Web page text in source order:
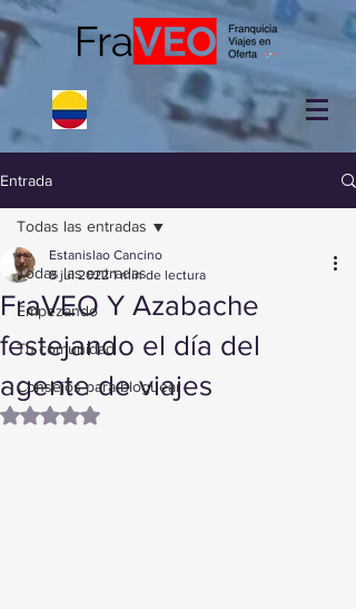
Entrada
Todas las entradas
Empezando
Tu comunidad
Consejos para bloguear
Todas las entradas
FraVEO Y Azabache
festejando el día del
agente de viajes
Estanislao Cancino
8 jul 2022 1 min de lectura
Obtuvo NaN de 5 estrellas.